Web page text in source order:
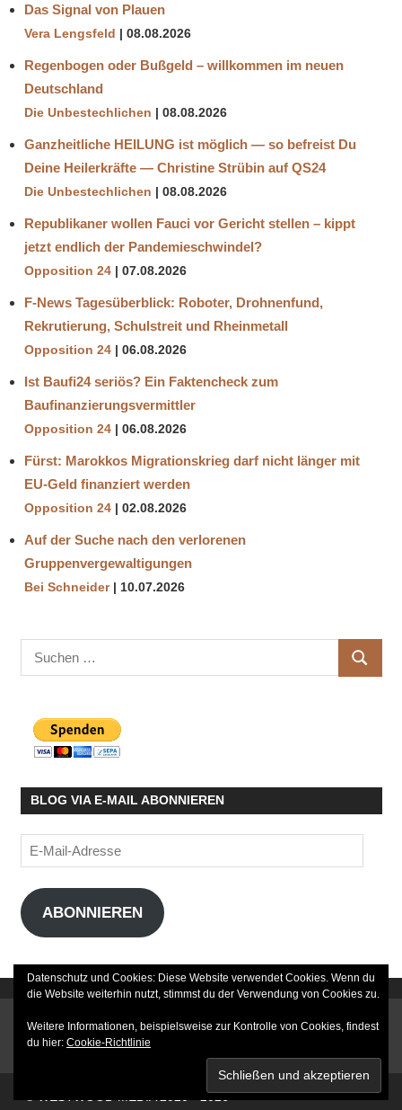
Das Signal von Plauen
Vera Lengsfeld 08.08.2026
Regenbogen oder Bußgeld – willkommen im neuen
Deutschland
Die Unbestechlichen 08.08.2026
Ganzheitliche HEILUNG ist möglich — so befreist Du
Deine Heilerkräfte — Christine Strübin auf QS24
Die Unbestechlichen 08.08.2026
Republikaner wollen Fauci vor Gericht stellen – kippt
jetzt endlich der Pandemieschwindel?
Opposition 24 07.08.2026
F-News Tagesüberblick: Roboter, Drohnenfund,
Rekrutierung, Schulstreit und Rheinmetall
Opposition 24 06.08.2026
Ist Baufi24 seriös? Ein Faktencheck zum
Baufinanzierungsvermittler
Opposition 24 06.08.2026
Fürst: Marokkos Migrationskrieg darf nicht länger mit
EU-Geld finanziert werden
Opposition 24 02.08.2026
Auf der Suche nach den verlorenen
Gruppenvergewaltigungen
Bei Schneider 10.07.2026
Suchen
nach:
SUCHEN
BLOG VIA E-MAIL ABONNIEREN
E-
Mail-
Adresse
ABONNIEREN
Datenschutz und Cookies: Diese Website verwendet Cookies. Wenn du
die Website weiterhin nutzt, stimmst du der Verwendung von Cookies zu.
Weitere Informationen, beispielsweise zur Kontrolle von Cookies, findest
du hier: Cookie-Richtlinie
© WESTWOOD MEDIA 2020 - 2026